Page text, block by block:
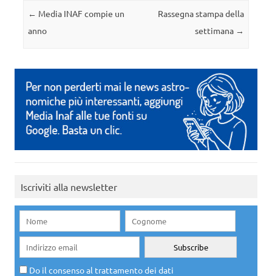
Navigazione articolo
← Media INAF compie un
anno
Rassegna stampa della
settimana →
Iscriviti alla newsletter
Do il consenso al trattamento dei dati